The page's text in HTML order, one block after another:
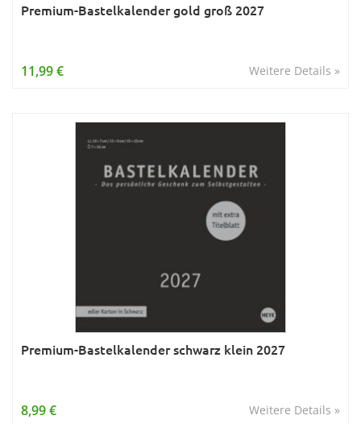
Premium-Bastelkalender gold groß 2027
Weitere Details »
11,99 €
Premium-Bastelkalender schwarz klein 2027
Weitere Details »
8,99 €